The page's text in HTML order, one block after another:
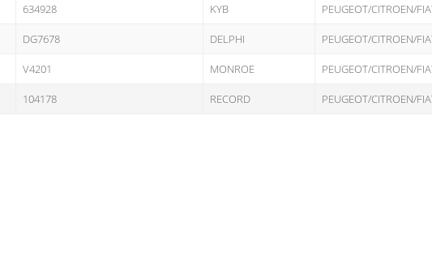
634928 KYB PEUGEOT/CITROEN/
DG7678 DELPHI PEUGEOT/CITROEN/
V4201 MONROE PEUGEOT/CITROEN/
104178 RECORD PEUGEOT/CITROEN/